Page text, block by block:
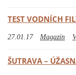
TEST VODNÍCH
27.01.17 Magazín
ŠUTRAVA –